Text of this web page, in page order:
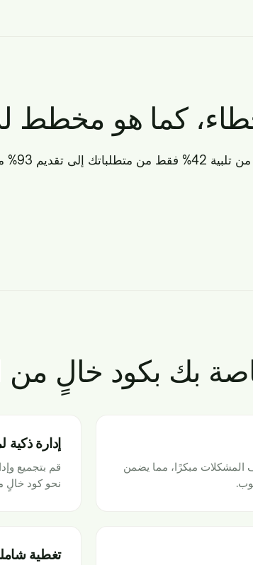
كما هو مخطط
عزز
بك بكود خالٍ من
المشكلات مبكرًا، مما يضمن
إدارة ذكية
قم بتجميع
نحو كود خالٍ
تغطية